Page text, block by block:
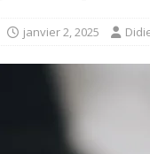
janvier 2, 2025